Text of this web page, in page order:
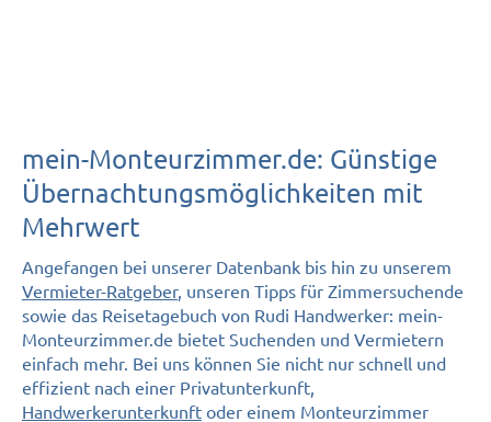
mein-Monteurzimmer.de: Günstige
Übernachtungs­möglichkeiten mit
Mehrwert
Angefangen bei unserer Datenbank bis hin zu unserem
Vermieter-Ratgeber, unseren Tipps für Zimmersuchende
sowie das Reisetagebuch von Rudi Handwerker: mein-
Monteurzimmer.de bietet Suchenden und Vermietern
einfach mehr. Bei uns können Sie nicht nur schnell und
effizient nach einer Privatunterkunft,
Handwerkerunterkunft oder einem Monteurzimmer